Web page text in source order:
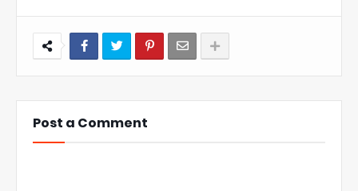
Post a Comment